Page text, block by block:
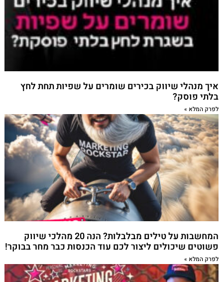
איך מנהלי שיווק בכירים שומרים על שפיות תחת לחץ
בלתי פוסק?
לפרק המלא »
המחשבות על טילים מבלבלות? הנה 20 מהלכי שיווק
פשוטים שיכולים ליצור לכם עוד הכנסות כבר מחר בבוקר!
לפרק המלא »